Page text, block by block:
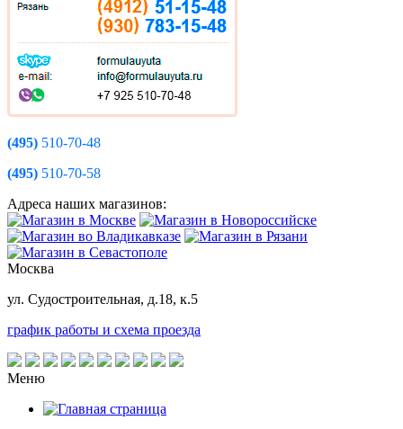
(495) 510-70-48
(495) 510-70-58
Адреса наших магазинов:
Москва
ул. Судостроительная, д.18, к.5
график работы и схема проезда
Меню